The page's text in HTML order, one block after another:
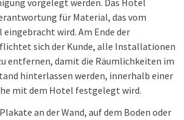
vorgelegt werden. Das Hotel
für Material, das vom
eingebracht wird. Am Ende der
sich der Kunde, alle Installationen
entfernen, damit die Räumlichkeiten im
hinterlassen werden, innerhalb einer
mit dem Hotel festgelegt wird.
an der Wand, auf dem Boden oder